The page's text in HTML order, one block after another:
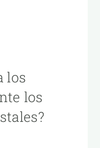
los
los